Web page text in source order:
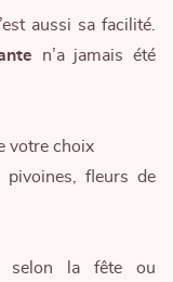
aussi sa facilité.
n’a jamais été
votre choix
pivoines, fleurs de
selon la fête ou